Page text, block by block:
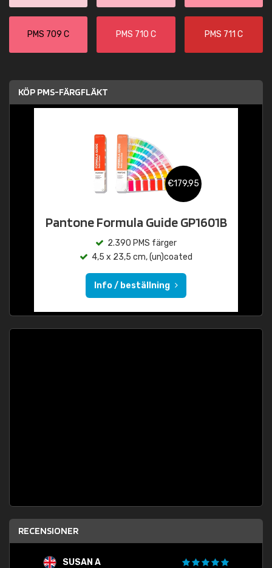
PMS 709 C PMS 710 C PMS 711 C
KÖP PMS-FÄRGFLÄKT
€179,95
Pantone Formula Guide GP1601B
2.390 PMS färger
4,5 x 23,5 cm, (un)coated
Info / beställning
RECENSIONER
SUSAN A